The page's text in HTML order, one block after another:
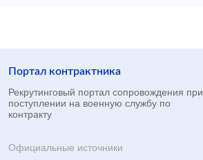
Портал контрактника
Рекрутинговый портал сопровождения при
поступлении на военную службу по
контракту
Официальные источники